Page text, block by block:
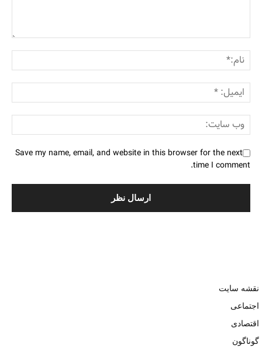
Save my name, email, and website in this browser for the next
time I comment.
نقشه سایت
اجتماعی
اقتصادی
گوناگون